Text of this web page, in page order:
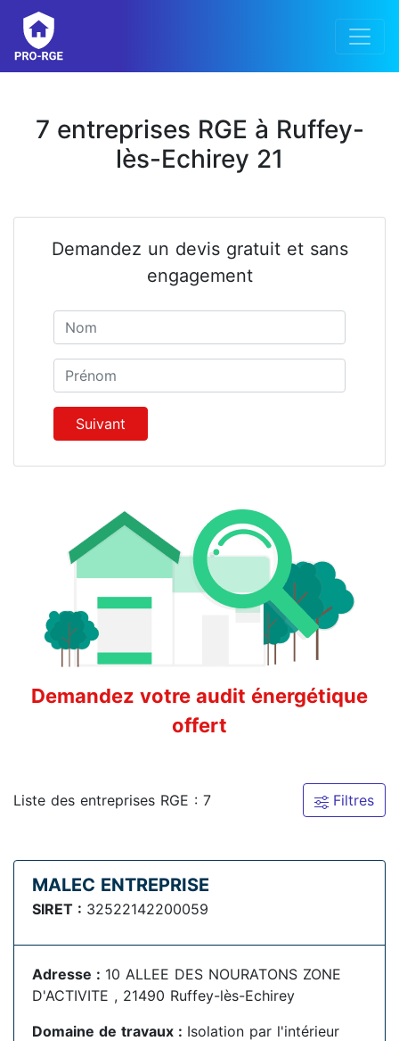
7 entreprises RGE à Ruffey-
lès-Echirey 21
Demandez un devis gratuit et sans
engagement
Prénom
Suivant
Demandez votre audit énergétique
offert
Liste des entreprises RGE : 7 Filtres
MALEC ENTREPRISE
SIRET : 32522142200059
Adresse : 10 ALLEE DES NOURATONS ZONE
D'ACTIVITE , 21490 Ruffey-lès-Echirey
Domaine de travaux : Isolation par l'intérieur